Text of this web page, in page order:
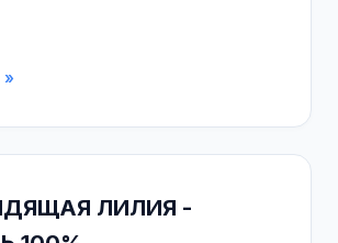
»
ЛИЛИЯ -